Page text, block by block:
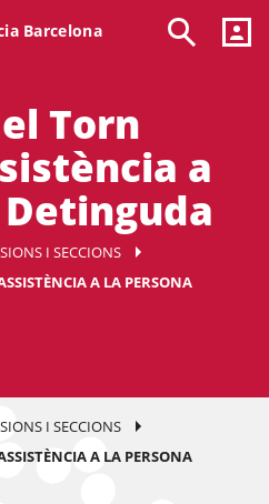
Barcelona
Torn
a
I SECCIONS
A LA PERSONA
I SECCIONS
A LA PERSONA